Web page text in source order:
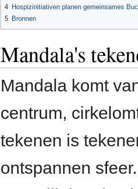
4 Hospizinitiativen planen gemeinsames
5 Bronnen
Mandala's
Mandala komt
centrum,
tekenen is
ontspannen